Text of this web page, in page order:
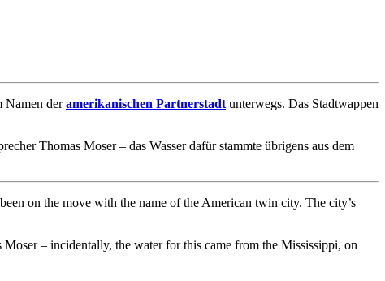
Namen deramerikanischen Partnerstadt unterwegs. Das Stadtwappen
Thomas Moser – das Wasser dafür stammte übrigens aus dem
on the move with the name of the American twin city. The city’s
– incidentally, the water for this came from the Mississippi, on